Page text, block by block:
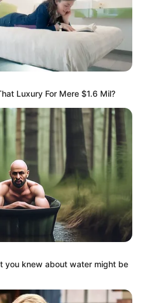
Luxury For Mere $1.6 Mil?
you knew about water might be